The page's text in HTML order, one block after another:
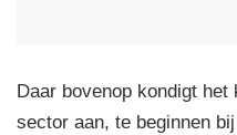
Daar bovenop kondigt
sector aan, te beginnen